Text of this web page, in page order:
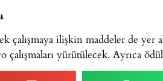
çalışmaya ilişkin maddeler de yer
çalışmaları yürütülecek. Ayrıca